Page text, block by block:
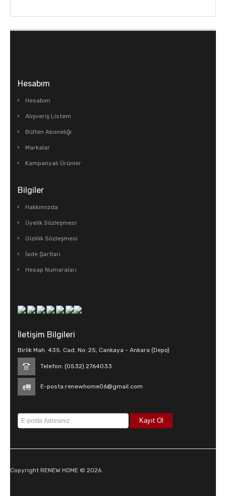
Hesabım
Hesabım
Alışveriş Listem
Bülten Aboneliği
Markalar
Kampanyalı Ürünler
Bilgiler
Hakkımızda
Üyelik Sözleşmesi
Gizlilik Sözleşmesi
İade Şartları
Hesap Numaraları
İletişim Bilgileri
Birlik Mah. 435. Cad. No: 25, Cankaya - Ankara (Depo)
Telefon: (0532) 2764033
E-posta:renewhome06@gmail.com
Copyright RENEW HOME © 2026.